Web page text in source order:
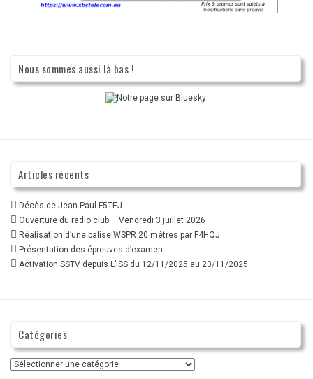
Nous sommes aussi là bas !
Articles récents
Décès de Jean Paul F5TEJ
Ouverture du radio club – Vendredi 3 juillet 2026
Réalisation d’une balise WSPR 20 mètres par F4HQJ
Présentation des épreuves d’examen
Activation SSTV depuis L’ISS du 12/11/2025 au 20/11/2025
Catégories
Catégories